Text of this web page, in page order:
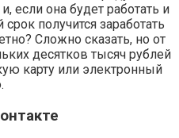
если она будет работать и
получится заработать
Сложно сказать, но от
десятков тысяч рублей
карту или электронный